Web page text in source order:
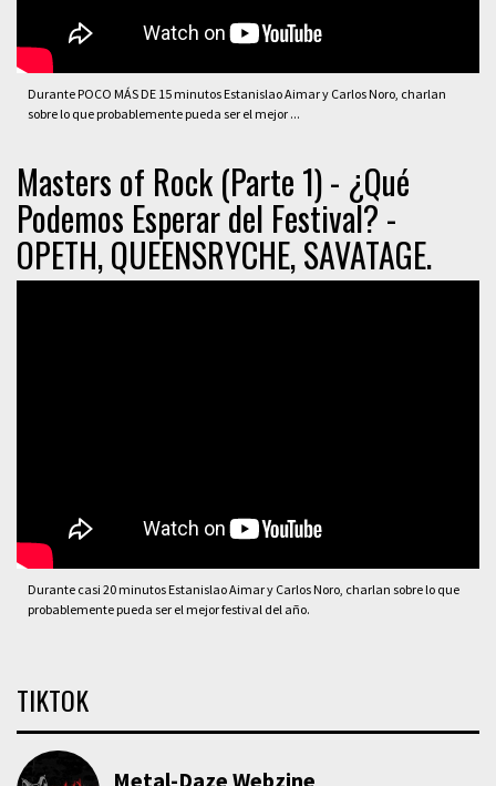
Durante POCO MÁS DE 15 minutos Estanislao Aimar y Carlos Noro, charlan
sobre lo que probablemente pueda ser el mejor ...
Masters of Rock (Parte 1) - ¿Qué
Podemos Esperar del Festival? -
OPETH, QUEENSRYCHE, SAVATAGE.
Durante casi 20 minutos Estanislao Aimar y Carlos Noro, charlan sobre lo que
probablemente pueda ser el mejor festival del año.
TIKTOK
Metal-Daze Webzine